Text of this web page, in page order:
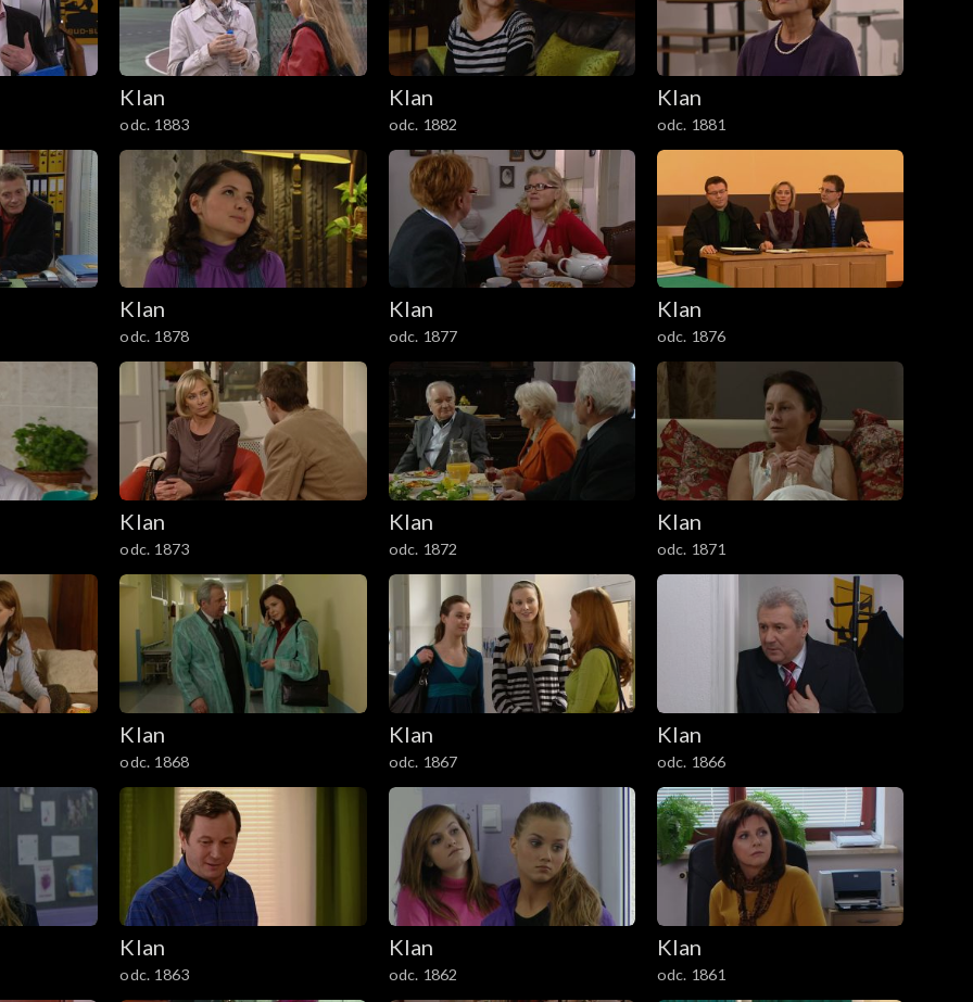
Klan
odc. 1883
Klan
odc. 1882
Klan
odc. 1881
Klan
odc. 1878
Klan
odc. 1877
Klan
odc. 1876
Klan
odc. 1873
Klan
odc. 1872
Klan
odc. 1871
Klan
odc. 1868
Klan
odc. 1867
Klan
odc. 1866
Klan
odc. 1863
Klan
odc. 1862
Klan
odc. 1861